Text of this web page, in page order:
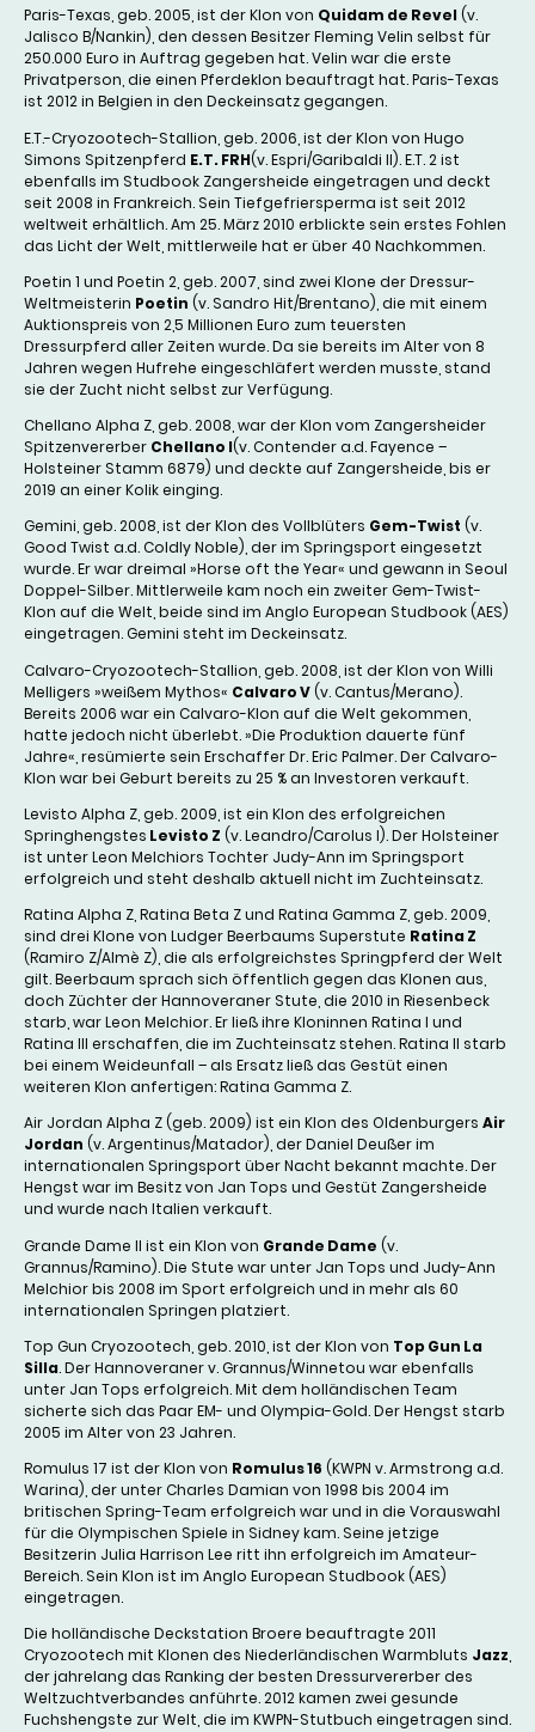
Paris-Texas, geb. 2005, ist der Klon von Quidam de Revel (v.
Jalisco B/Nankin), den dessen Besitzer Fleming Velin selbst für
250.000 Euro in Auftrag gegeben hat. Velin war die erste
Privatperson, die einen Pferdeklon beauftragt hat. Paris-Texas
ist 2012 in Belgien in den Deckeinsatz gegangen.
E.T.-Cryozootech-Stallion, geb. 2006, ist der Klon von Hugo
Simons Spitzenpferd E.T. FRH(v. Espri/Garibaldi II). E.T. 2 ist
ebenfalls im Studbook Zangersheide eingetragen und deckt
seit 2008 in Frankreich. Sein Tiefgefriersperma ist seit 2012
weltweit erhältlich. Am 25. März 2010 erblickte sein erstes Fohlen
das Licht der Welt, mittlerweile hat er über 40 Nachkommen.
Poetin 1 und Poetin 2, geb. 2007, sind zwei Klone der Dressur-
Weltmeisterin Poetin (v. Sandro Hit/Brentano), die mit einem
Auktionspreis von 2,5 Millionen Euro zum teuersten
Dressurpferd aller Zeiten wurde. Da sie bereits im Alter von 8
Jahren wegen Hufrehe eingeschläfert werden musste, stand
sie der Zucht nicht selbst zur Verfügung.
Chellano Alpha Z, geb. 2008, war der Klon vom Zangersheider
Spitzenvererber Chellano I(v. Contender a.d. Fayence –
Holsteiner Stamm 6879) und deckte auf Zangersheide, bis er
2019 an einer Kolik einging.
Gemini, geb. 2008, ist der Klon des Vollblüters Gem-Twist (v.
Good Twist a.d. Coldly Noble), der im Springsport eingesetzt
wurde. Er war dreimal »Horse oft the Year« und gewann in Seoul
Doppel-Silber. Mittlerweile kam noch ein zweiter Gem-Twist-
Klon auf die Welt, beide sind im Anglo European Studbook (AES)
eingetragen. Gemini steht im Deckeinsatz.
Calvaro-Cryozootech-Stallion, geb. 2008, ist der Klon von Willi
Melligers »weißem Mythos« Calvaro V(v. Cantus/Merano).
Bereits 2006 war ein Calvaro-Klon auf die Welt gekommen,
hatte jedoch nicht überlebt. »Die Produktion dauerte fünf
Jahre«, resümierte sein Erschaffer Dr. Eric Palmer. Der Calvaro-
Klon war bei Geburt bereits zu 25 % an Investoren verkauft.
Levisto Alpha Z, geb. 2009, ist ein Klon des erfolgreichen
Springhengstes Levisto Z (v. Leandro/Carolus I). Der Holsteiner
ist unter Leon Melchiors Tochter Judy-Ann im Springsport
erfolgreich und steht deshalb aktuell nicht im Zuchteinsatz.
Ratina Alpha Z, Ratina Beta Z und Ratina Gamma Z, geb. 2009,
sind drei Klone von Ludger Beerbaums Superstute Ratina Z
(Ramiro Z/Almè Z), die als erfolgreichstes Springpferd der Welt
gilt. Beerbaum sprach sich öffentlich gegen das Klonen aus,
doch Züchter der Hannoveraner Stute, die 2010 in Riesenbeck
starb, war Leon Melchior. Er ließ ihre Kloninnen Ratina I und
Ratina III erschaffen, die im Zuchteinsatz stehen. Ratina II starb
bei einem Weideunfall – als Ersatz ließ das Gestüt einen
weiteren Klon anfertigen: Ratina Gamma Z.
Air Jordan Alpha Z (geb. 2009) ist ein Klon des Oldenburgers Air
Jordan (v. Argentinus/Matador), der Daniel Deußer im
internationalen Springsport über Nacht bekannt machte. Der
Hengst war im Besitz von Jan Tops und Gestüt Zangersheide
und wurde nach Italien verkauft.
Grande Dame II ist ein Klon von Grande Dame (v.
Grannus/Ramino). Die Stute war unter Jan Tops und Judy-Ann
Melchior bis 2008 im Sport erfolgreich und in mehr als 60
internationalen Springen platziert.
Top Gun Cryozootech, geb. 2010, ist der Klon von Top Gun La
Silla. Der Hannoveraner v. Grannus/Winnetou war ebenfalls
unter Jan Tops erfolgreich. Mit dem holländischen Team
sicherte sich das Paar EM- und Olympia-Gold. Der Hengst starb
2005 im Alter von 23 Jahren.
Romulus 17 ist der Klon von Romulus 16 (KWPN v. Armstrong a.d.
Warina), der unter Charles Damian von 1998 bis 2004 im
britischen Spring-Team erfolgreich war und in die Vorauswahl
für die Olympischen Spiele in Sidney kam. Seine jetzige
Besitzerin Julia Harrison Lee ritt ihn erfolgreich im Amateur-
Bereich. Sein Klon ist im Anglo European Studbook (AES)
eingetragen.
Die holländische Deckstation Broere beauftragte 2011
Cryozootech mit Klonen des Niederländischen Warmbluts Jazz
der jahrelang das Ranking der besten Dressurvererber des
Weltzuchtverbandes anführte. 2012 kamen zwei gesunde
Fuchshengste zur Welt, die im KWPN-Stutbuch eingetragen sind.